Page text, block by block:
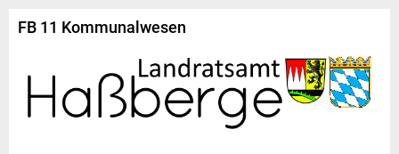
FB 11 Kommunalwesen